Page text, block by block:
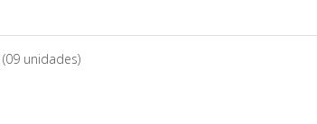
(09 unidades)